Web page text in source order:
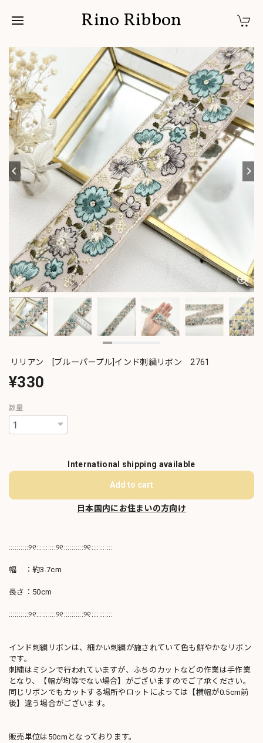
Rino Ribbon
リリアン [ブルーパープル]インド刺繍リボン 2761
¥330
数量
International shipping available
Add to cart
日本国内にお住まいの方向け
::::::::::୨୧::::::::::୨୧::::::::::୨୧:::::::::::
幅 ：約3.7cm
長さ：50cm
::::::::::୨୧::::::::::୨୧::::::::::୨୧:::::::::::
インド刺繍リボンは、細かい刺繍が施されていて色も鮮やかなリボン
です。
刺繍はミシンで行われていますが、ふちのカットなどの作業は手作業
となり、【幅が均等でない場合】がございますのでご了承ください。
同じリボンでもカットする場所やロットによっては【横幅が0.5cm前
後】違う場合がございます。
販売単位は50cmとなっております。